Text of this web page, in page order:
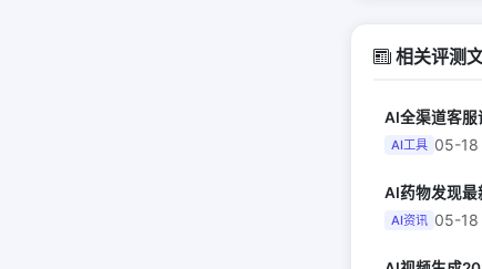
相关评测
AI工具 05-18
AI资讯 05-18